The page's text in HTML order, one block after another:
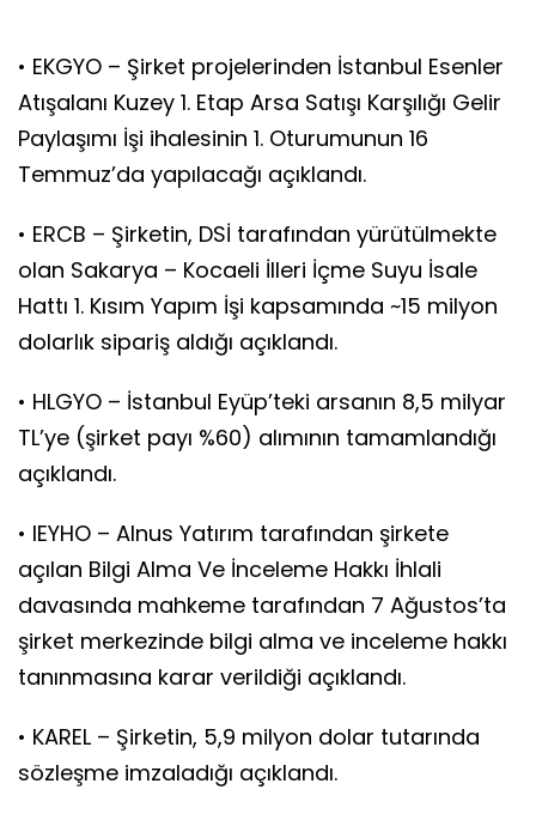
• EKGYO – Şirket projelerinden İstanbul Esenler
Atışalanı Kuzey 1. Etap Arsa Satışı Karşılığı Gelir
Paylaşımı İşi ihalesinin 1. Oturumunun 16
Temmuz’da yapılacağı açıklandı.
• ERCB – Şirketin, DSİ tarafından yürütülmekte
olan Sakarya – Kocaeli İlleri İçme Suyu İsale
Hattı 1. Kısım Yapım İşi kapsamında ~15 milyon
dolarlık sipariş aldığı açıklandı.
• HLGYO – İstanbul Eyüp’teki arsanın 8,5 milyar
TL’ye (şirket payı %60) alımının tamamlandığı
açıklandı.
• IEYHO – Alnus Yatırım tarafından şirkete
açılan Bilgi Alma Ve İnceleme Hakkı İhlali
davasında mahkeme tarafından 7 Ağustos’ta
şirket merkezinde bilgi alma ve inceleme hakkı
tanınmasına karar verildiği açıklandı.
• KAREL – Şirketin, 5,9 milyon dolar tutarında
sözleşme imzaladığı açıklandı.